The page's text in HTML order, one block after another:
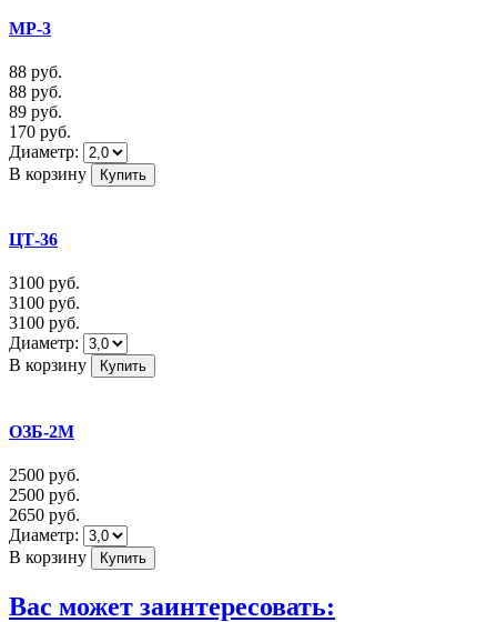
МР-3
88 руб.
88 руб.
89 руб.
170 руб.
Диаметр:
В корзину
ЦТ-36
3100 руб.
3100 руб.
3100 руб.
Диаметр:
В корзину
ОЗБ-2М
2500 руб.
2500 руб.
2650 руб.
Диаметр:
В корзину
Вас может заинтересовать: